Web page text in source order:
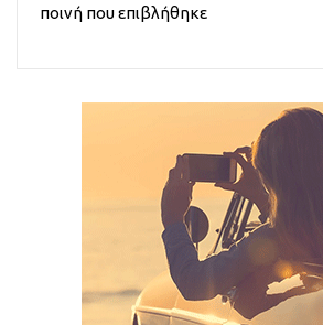
ποινή που επιβλήθηκε